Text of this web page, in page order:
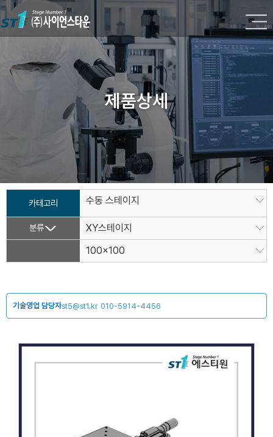
제품상세
카테고리 수동 스테이지
분류
XY스테이지
100x100
기술영업 담당자st5@st1.kr 010-5914-4456